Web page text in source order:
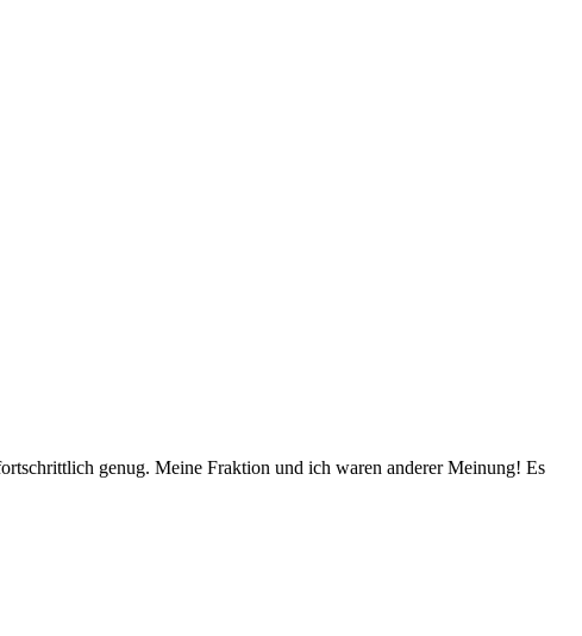
genug. Meine Fraktion und ich waren anderer Meinung! Es